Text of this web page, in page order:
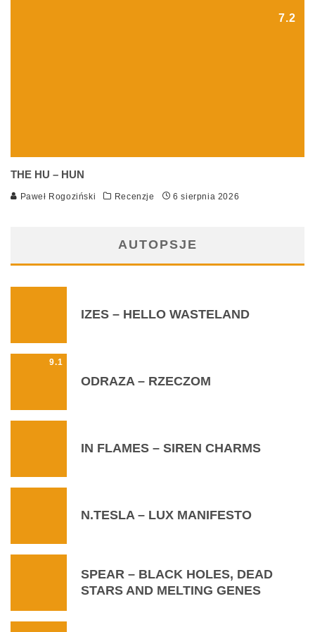
7.2
THE HU – HUN
Paweł Rogoziński Recenzje 6 sierpnia 2026
AUTOPSJE
IZES – HELLO WASTELAND
9.1
ODRAZA – RZECZOM
IN FLAMES – SIREN CHARMS
N.TESLA – LUX MANIFESTO
SPEAR – BLACK HOLES, DEAD
STARS AND MELTING GENES